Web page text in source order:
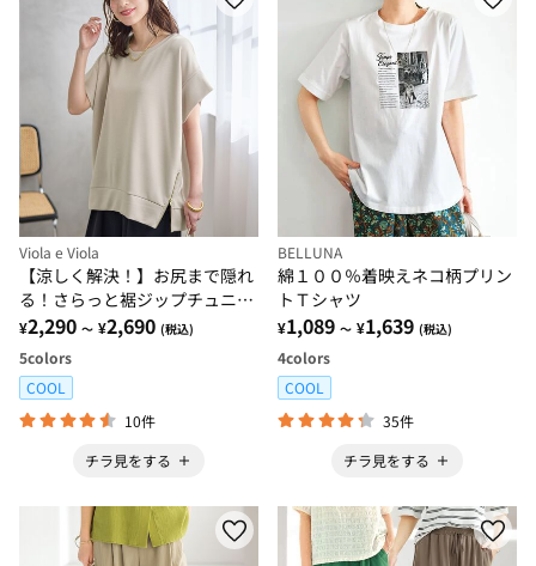
Viola e Viola
【涼しく解決！】お尻まで隠れ
る！さらっと裾ジップチュニッ
ク
¥2,290 ～ ¥2,690 (税込)
5colors
COOL
10件
チラ見をする
BELLUNA
綿１００％着映えネコ柄プリン
トＴシャツ
¥1,089 ～ ¥1,639 (税込)
4colors
COOL
35件
チラ見をする